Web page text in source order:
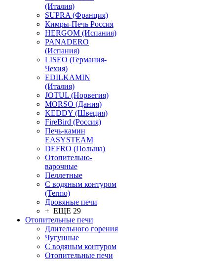
(Италия)
SUPRA (Франция)
Кимры-Печь Россия
HERGOM (Испания)
PANADERO
(Испания)
LISEO (Германия-
Чехия)
EDILKAMIN
(Италия)
JOTUL (Норвегия)
MORSO (Дания)
KEDDY (Швеция)
FireBird (Россия)
Печь-камин
EASYSTEAM
DEFRO (Польша)
Отопительно-
варочные
Пеллетные
С водяным контуром
(Termo)
Дровяные печи
+ ЕЩЕ 29
Отопительные печи
Длительного горения
Чугунные
C водяным контуром
Отопительные печи